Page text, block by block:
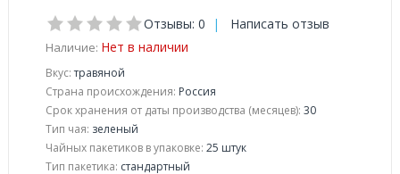
Отзывы: 0 | Написать отзыв
Наличие: Нет в наличии
Вкус:травяной
Страна происхождения: Россия
Срок хранения от даты производства (месяцев): 30
Тип чая: зеленый
Чайных пакетиков в упаковке: 25 штук
Тип пакетика: стандартный